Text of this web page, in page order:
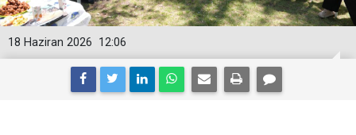
12:06
18 Haziran 2026